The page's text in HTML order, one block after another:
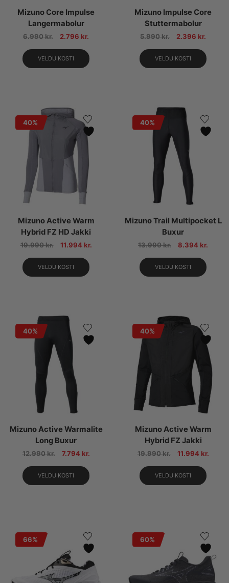
Mizuno Core Impulse
Langermabolur
6.990kr. 2.796 kr.
VELDU KOSTI
Mizuno Impulse Core
Stuttermabolur
5.990kr. 2.396 kr.
VELDU KOSTI
40%
Mizuno Active Warm
Hybrid FZ HD Jakki
19.990kr. 11.994 kr.
VELDU KOSTI
40%
Mizuno Trail Multipocket L
Buxur
13.990kr. 8.394 kr.
VELDU KOSTI
40%
Mizuno Active Warmalite
Long Buxur
12.990kr. 7.794 kr.
VELDU KOSTI
40%
Mizuno Active Warm
Hybrid FZ Jakki
19.990kr. 11.994 kr.
VELDU KOSTI
66% 60%